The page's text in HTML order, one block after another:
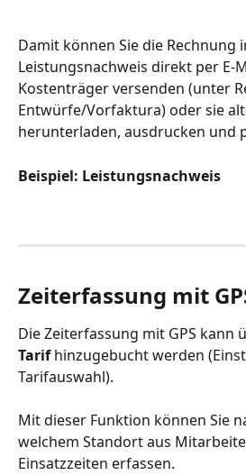
Damit können Sie die Rechnung
Leistungsnachweis direkt per E-
Kostenträger versenden (unter
Entwürfe/Vorfaktura) oder sie
herunterladen, ausdrucken und
Beispiel: Leistungsnachweis
Zeiterfassung mit
Die Zeiterfassung mit GPS kann
Tarif hinzugebucht werden
Tarifauswahl).
Mit dieser Funktion können Sie
welchem Standort aus
Einsatzzeiten erfassen.